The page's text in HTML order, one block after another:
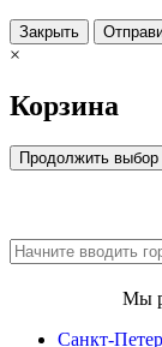
Закрыть
×
Корзина
Продолжить выбор
Мы
Санкт-